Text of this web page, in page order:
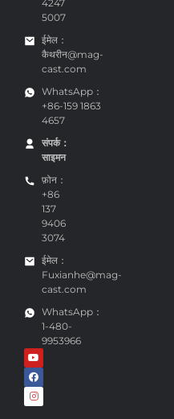
189
4247
5007
ईमेल：
कैथरीन@mag-
cast.com
WhatsApp：
+86-159 1863
4657
संपर्क：
साइमन
फ़ोन：
+86
137
9406
3074
ईमेल：
Fuxianhe@mag-
cast.com
WhatsApp：
1-480-